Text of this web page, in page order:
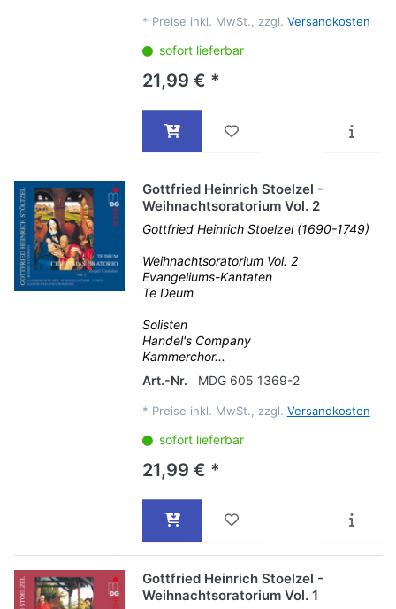
* Preise inkl. MwSt., zzgl. Versandkosten
sofort lieferbar
21,99 € *
Gottfried Heinrich Stoelzel -
Weihnachtsoratorium Vol. 2
Gottfried Heinrich Stoelzel (1690-1749)
Weihnachtsoratorium Vol. 2
Evangeliums-Kantaten
Te Deum
Solisten
Handel's Company
Kammerchor...
Art.-Nr.
MDG 605 1369-2
* Preise inkl. MwSt., zzgl. Versandkosten
sofort lieferbar
21,99 € *
Gottfried Heinrich Stoelzel -
Weihnachtsoratorium Vol. 1